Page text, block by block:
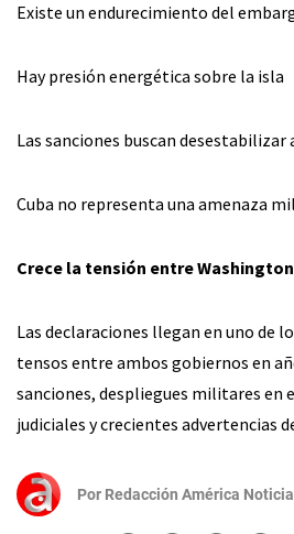
Existe un endurecimiento del
Hay presión energética sobre la isla
Las sanciones buscan desestabilizar
Cuba no representa una amenaza
Crece la tensión entre Washington
Las declaraciones llegan en uno de
tensos entre ambos gobiernos en
sanciones, despliegues militares en
judiciales y crecientes advertencias
Por Redacción América